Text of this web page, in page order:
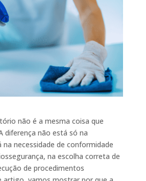
não é a mesma coisa que
diferença não está só na
necessidade de conformidade
na escolha correta de
de procedimentos